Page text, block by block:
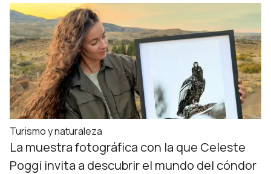
Turismo y naturaleza
La muestra fotográfica con la que Celeste
Poggi invita a descubrir el mundo del cóndor